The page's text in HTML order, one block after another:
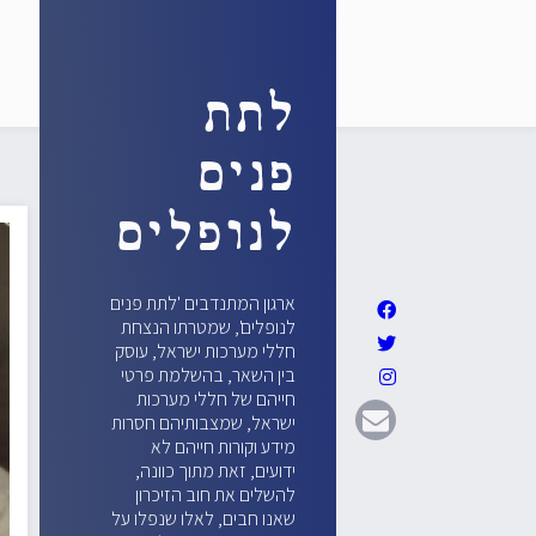
לתת
פנים
לנופלים
ארגון המתנדבים 'לתת פנים
לנופלים', שמטרתו הנצחת
חללי מערכות ישראל, עוסק
בין השאר, בהשלמת פרטי
חייהם של חללי מערכות
ישראל, שמצבותיהם חסרות
מידע וקורות חייהם לא
ידועים, זאת מתוך כוונה,
להשלים את חוב הזיכרון
שאנו חבים, לאלו שנפלו על